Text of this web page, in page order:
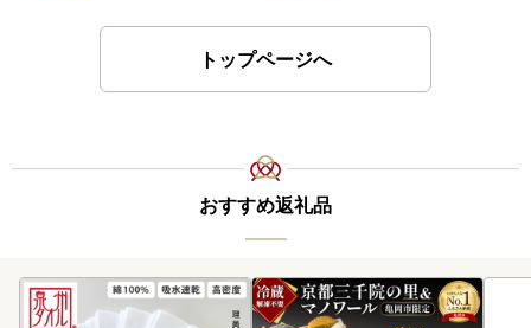
トップページへ
おすすめ返礼品